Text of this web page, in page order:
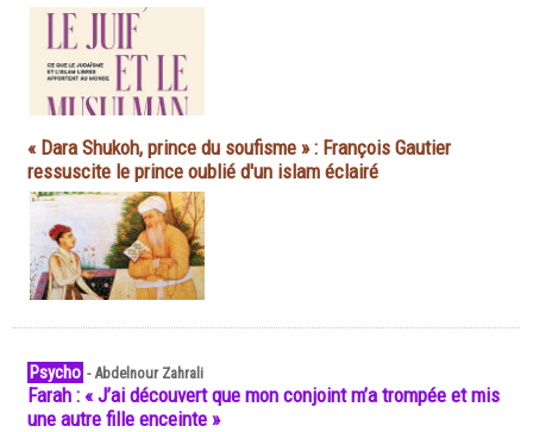
« Dara Shukoh, prince du soufisme » : François Gautier
ressuscite le prince oublié d'un islam éclairé
Psycho -Abdelnour Zahrali
Farah : « J’ai découvert que mon conjoint m’a trompée et mis
une autre fille enceinte »